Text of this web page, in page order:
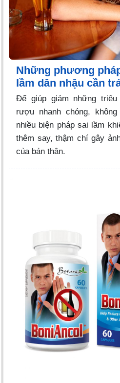
Những phương
lầm dân nhậu cần
Để giúp giảm những
rượu nhanh chóng,
nhiều biện pháp sai lầm
thêm say, thậm chí gây
của bản thân.